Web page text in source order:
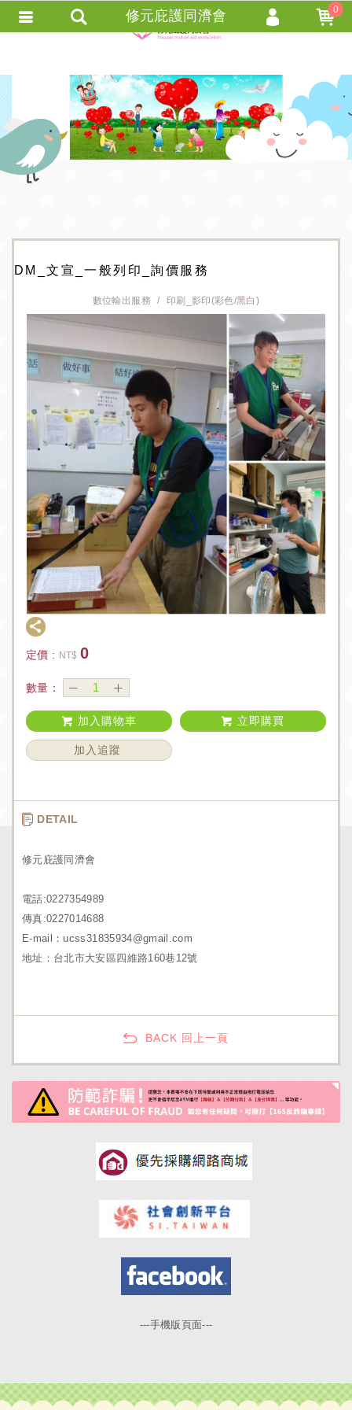
DM_文宣_一般列印_詢價服務
數位輸出服務 印刷_影印(彩色/黑白)
定價 : NT$ 0
數量：
加入購物車 立即購買
加入追蹤
DETAIL
修元庇護同濟會
電話:0227354989
傳真:0227014688
E-mail：ucss31835934@gmail.com
地址：台北市大安區四維路160巷12號
BACK 回上一頁
---手機版頁面---
修元庇護同濟會 0
會員註冊
忘記密碼
訂單查詢